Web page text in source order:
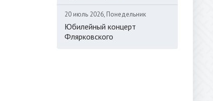
20 июль 2026, Понедельник
Юбилейный концерт
Флярковского